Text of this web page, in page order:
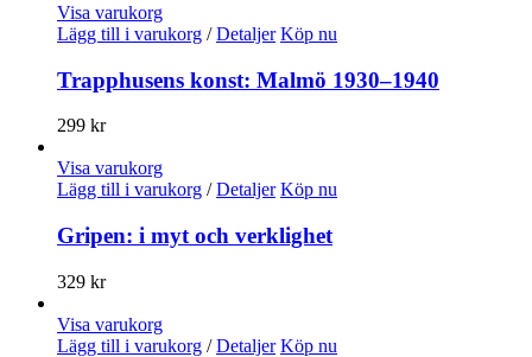
Visa varukorg
Lägg till i varukorg / Detaljer Köp nu
Trapphusens konst: Malmö 1930–1940
299 kr
Visa varukorg
Lägg till i varukorg / Detaljer Köp nu
Gripen: i myt och verklighet
329 kr
Visa varukorg
Lägg till i varukorg / Detaljer Köp nu